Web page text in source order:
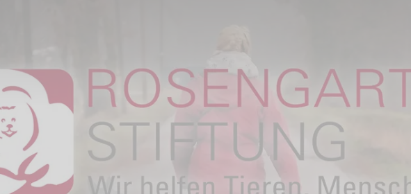
Tieren, Menschen zu helfen